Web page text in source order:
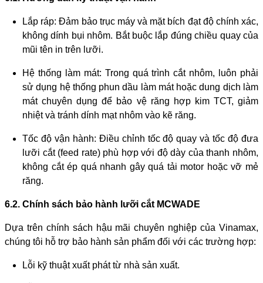
Lắp ráp: Đảm bảo trục máy và mặt bích đạt độ chính xác,
không dính bụi nhôm. Bắt buộc lắp đúng chiều quay của
mũi tên in trên lưỡi.
Hệ thống làm mát: Trong quá trình cắt nhôm, luôn phải
sử dụng hệ thống phun dầu làm mát hoặc dung dịch làm
mát chuyên dụng để bảo vệ răng hợp kim TCT, giảm
nhiệt và tránh dính mạt nhôm vào kẽ răng.
Tốc độ vận hành: Điều chỉnh tốc độ quay và tốc độ đưa
lưỡi cắt (feed rate) phù hợp với độ dày của thanh nhôm,
không cắt ép quá nhanh gây quá tải motor hoặc vỡ mẻ
răng.
6.2. Chính sách bảo hành lưỡi cắt MCWADE
Dựa trên chính sách hậu mãi chuyên nghiệp của Vinamax,
chúng tôi hỗ trợ bảo hành sản phẩm đối với các trường hợp:
Lỗi kỹ thuật xuất phát từ nhà sản xuất.